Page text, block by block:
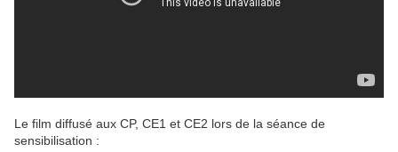
Le film diffusé aux CP, CE1 et CE2 lors de la séance de
sensibilisation :